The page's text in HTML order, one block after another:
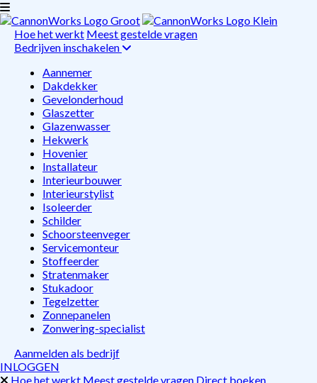
Hoe het werkt Meest gestelde vragen
Bedrijven inschakelen
Aannemer
Dakdekker
Gevelonderhoud
Glaszetter
Glazenwasser
Hekwerk
Hovenier
Installateur
Interieurbouwer
Interieurstylist
Isoleerder
Schilder
Schoorsteenveger
Servicemonteur
Stoffeerder
Stratenmaker
Stukadoor
Tegelzetter
Zonnepanelen
Zonwering-specialist
Aanmelden als bedrijf
INLOGGEN
Hoe het werkt Meest gestelde vragen Direct boeken